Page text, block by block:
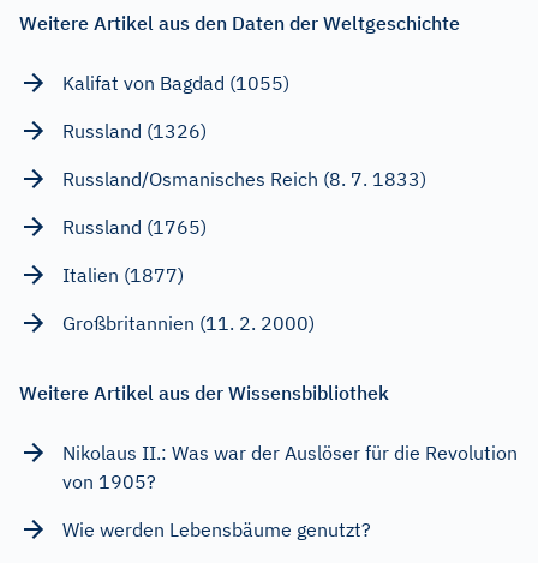
Weitere Artikel aus den Daten der Weltgeschichte
Kalifat von Bagdad (1055)
Russland (1326)
Russland/Osmanisches Reich (8. 7. 1833)
Russland (1765)
Italien (1877)
Großbritannien (11. 2. 2000)
Weitere Artikel aus der Wissensbibliothek
Nikolaus II.: Was war der Auslöser für die Revolution
von 1905?
Wie werden Lebensbäume genutzt?